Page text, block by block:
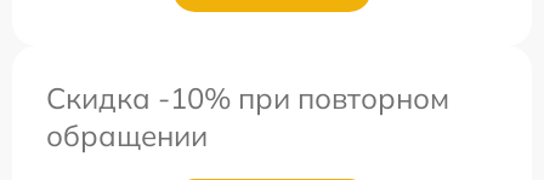
Скидка -10% при повторном
обращении